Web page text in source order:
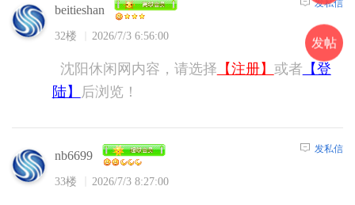
beitieshan
32楼 2026/7/3 6:56:00
发私信
沈阳休闲网内容，请选择 【注册】 或者 【登
陆】
后浏览！
nb6699
33楼 2026/7/3 8:27:00
发私信
发帖